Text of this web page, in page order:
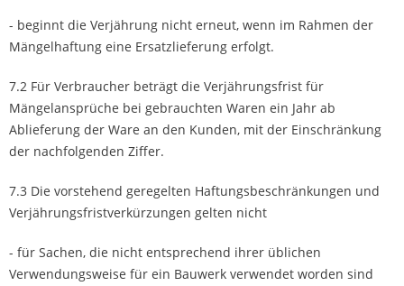
- beginnt die Verjährung nicht erneut, wenn im Rahmen der
Mängelhaftung eine Ersatzlieferung erfolgt.
7.2 Für Verbraucher beträgt die Verjährungsfrist für
Mängelansprüche bei gebrauchten Waren ein Jahr ab
Ablieferung der Ware an den Kunden, mit der Einschränkung
der nachfolgenden Ziffer.
7.3 Die vorstehend geregelten Haftungsbeschränkungen und
Verjährungsfristverkürzungen gelten nicht
- für Sachen, die nicht entsprechend ihrer üblichen
Verwendungsweise für ein Bauwerk verwendet worden sind